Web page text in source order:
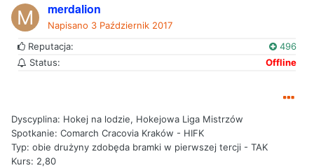
merdalion
Napisano 3 Październik 2017
Reputacja:
496
Status:
Offline
Dyscyplina: Hokej na lodzie, Hokejowa Liga Mistrzów
Spotkanie: Comarch Cracovia Kraków - HIFK
Typ: obie drużyny zdobęda bramki w pierwszej tercji - TAK
Kurs: 2,80